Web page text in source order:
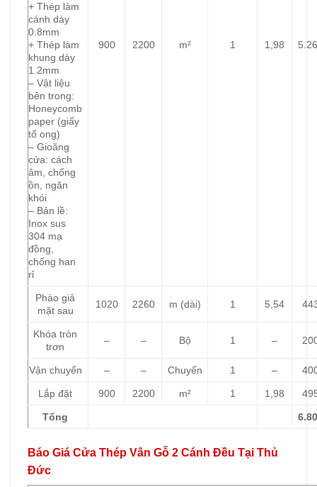
+ Thép làm
cánh dày
0.8mm
+ Thép làm
khung dày
1.2mm
– Vật liệu
bên trong:
Honeycomb
paper (giấy
tổ ong)
– Gioăng
cửa: cách
âm, chống
ồn, ngăn
khói
– Bản lề:
Inox sus
304 mạ
đồng,
chống han
rỉ
900 2200 m² 1 1,98
Phào giả
mặt sau
1020 2260 m (dài) 1 5,54
Khóa tròn
trơn
– – Bộ 1 –
Vận chuyển – – Chuyến 1 –
Lắp đặt 900 2200 m² 1 1,98
Tổng
Báo Giá Cửa Thép Vân Gỗ 2 Cánh Đều Tại Thủ
Đức